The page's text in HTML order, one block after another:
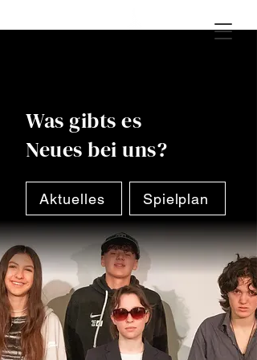
Was gibts es
Neues bei uns?
Aktuelles Spielplan